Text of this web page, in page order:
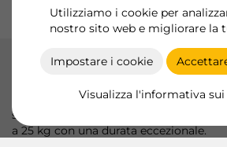
Utilizziamo i cookie per
nostro sito web e migliorare la
Impostare i cookie
Visualizza l'informativa
Guide a sfera ad
Le guide a sfere a estrazione parziale
scorrimento fluido e chiusura
a 25 kg con una durata eccezionale.